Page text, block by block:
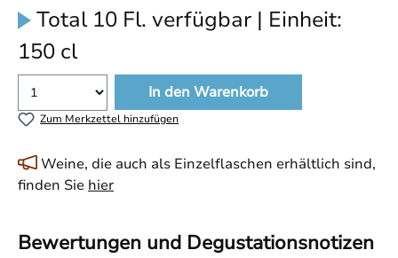
Total 10 Fl. verfügbar | Einheit:
150 cl
In den Warenkorb
Zum Merkzettel hinzufügen
Weine, die auch als Einzelflaschen erhältlich sind,
finden Sie hier
Bewertungen und Degustationsnotizen